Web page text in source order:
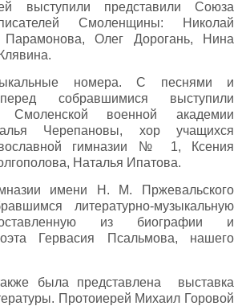
выступили представили Союза
Смоленщины: Николай
Олег Дорогань, Нина
номера. С песнями и
собравшимися выступили
Смоленской военной академии
Черепановы, хор учащихся
гимназии № 1, Ксения
Наталья Ипатова.
имени Н. М. Пржевальского
литературно-музыкальную
из биографии и
Гервасия Псальмова, нашего
была представлена выставка
Протоиерей Михаил Горовой